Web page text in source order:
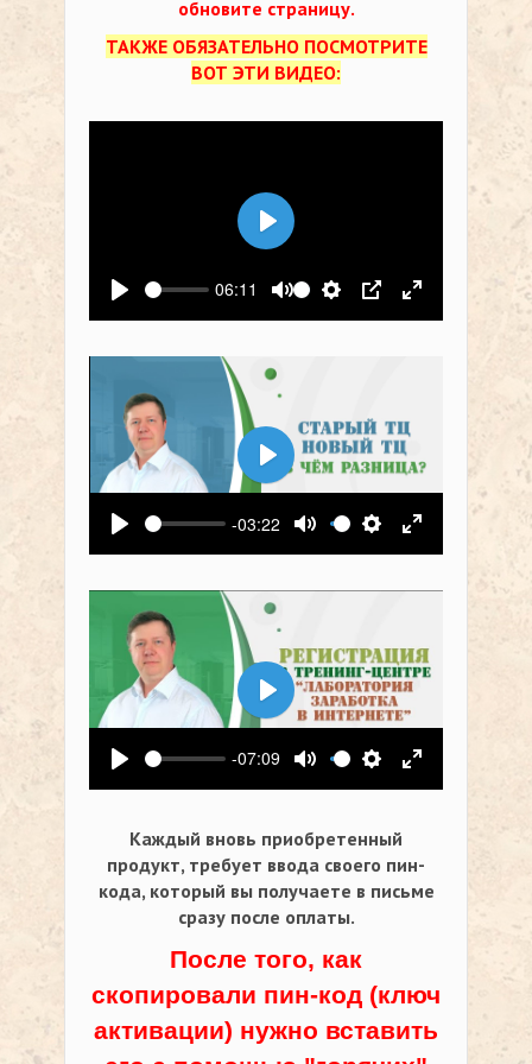
обновите страницу.
ТАКЖЕ ОБЯЗАТЕЛЬНО ПОСМОТРИТЕ
ВОТ ЭТИ ВИДЕО:
Воспроизвести
06:11
Выключить звук
Настройки
PIP На весь
Воспроизвести
Воспроизвести
-03:22
Выключить звук
Настройки
На весь
Воспроизвести
Воспроизвести
-07:09
Выключить звук
Настройки
На весь
Воспроизвести
Каждый вновь приобретенный
продукт, требует ввода своего пин-
кода, который вы получаете в письме
сразу после оплаты.
После того, как
скопировали пин-код (ключ
активации) нужно вставить